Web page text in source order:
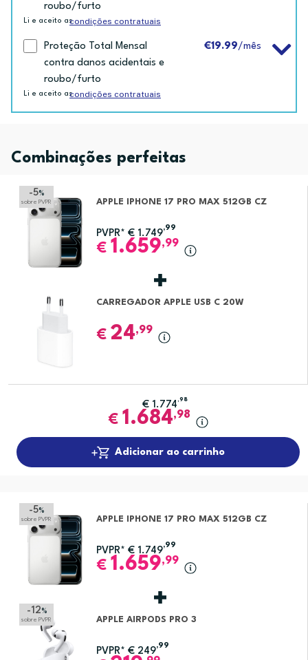
roubo/furto
Li e aceito ascondições contratuais
Proteção Total Mensal
contra danos acidentais e
roubo/furto
€19.99/mês
Li e aceito ascondições contratuais
Combinações perfeitas
-5%
sobre PVPR APPLE IPHONE 17 PRO MAX 512GB CZ
PVPR* € 1.749
,99
€ 1.659,99
CARREGADOR APPLE USB C 20W
€ 24,99
€ 1.774,98
€ 1.684,98
Adicionar ao carrinho
-5%
sobre PVPR APPLE IPHONE 17 PRO MAX 512GB CZ
PVPR* € 1.749
,99
€ 1.659,99
-12 %
sobre PVPR APPLE AIRPODS PRO 3
PVPR* € 249
,99